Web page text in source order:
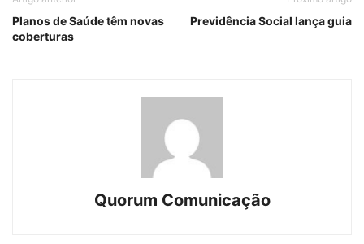
Planos de Saúde têm novas
coberturas
Previdência Social lança guia
Quorum Comunicação